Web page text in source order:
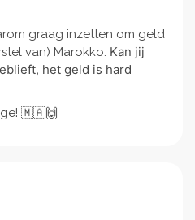
graag inzetten om geld
van) Marokko. Kan jij
het geld is hard
🇲🇦🙌